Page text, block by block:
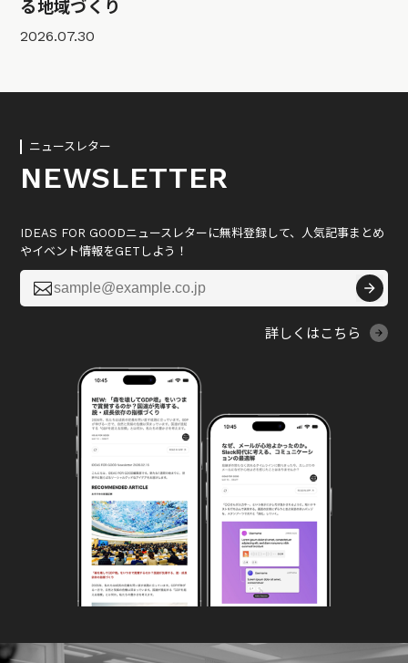
る地域づくり
2026.07.30
ニュースレター
NEWSLETTER
IDEAS FOR GOODニュースレターに無料登録して、人気記事まとめ
やイベント情報をGETしよう！

詳しくはこちら